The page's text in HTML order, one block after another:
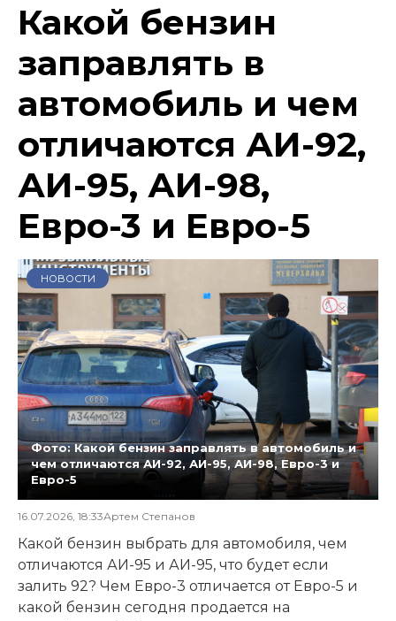
Какой бензин
заправлять в
автомобиль и чем
отличаются АИ-92,
АИ-95, АИ-98,
Евро-3 и Евро-5
НОВОСТИ
Фото: Какой бензин заправлять в автомобиль и
чем отличаются АИ-92, АИ-95, АИ-98, Евро-3 и
Евро-5
16.07.2026, 18:33Артем Степанов
Какой бензин выбрать для автомобиля, чем
отличаются АИ-95 и АИ-95, что будет если
залить 92? Чем Евро-3 отличается от Евро-5 и
какой бензин сегодня продается на